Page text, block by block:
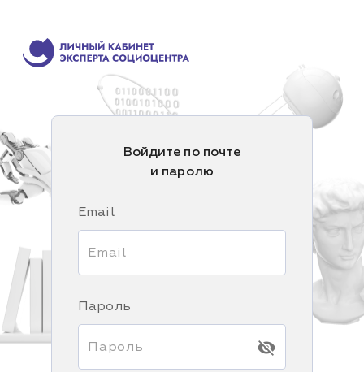
Войдите по почте
и паролю
Email
Пароль